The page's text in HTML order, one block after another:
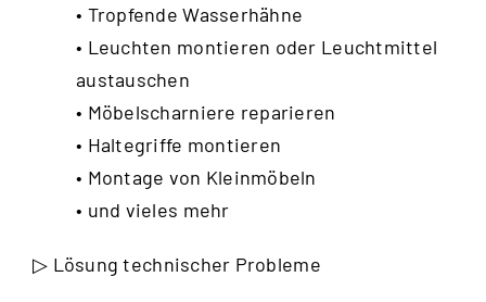
• Tropfende Wasserhähne
• Leuchten montieren oder Leuchtmittel
austauschen
• Möbelscharniere reparieren
• Haltegriffe montieren
• Montage von Kleinmöbeln
• und vieles mehr
▷ Lösung technischer Probleme